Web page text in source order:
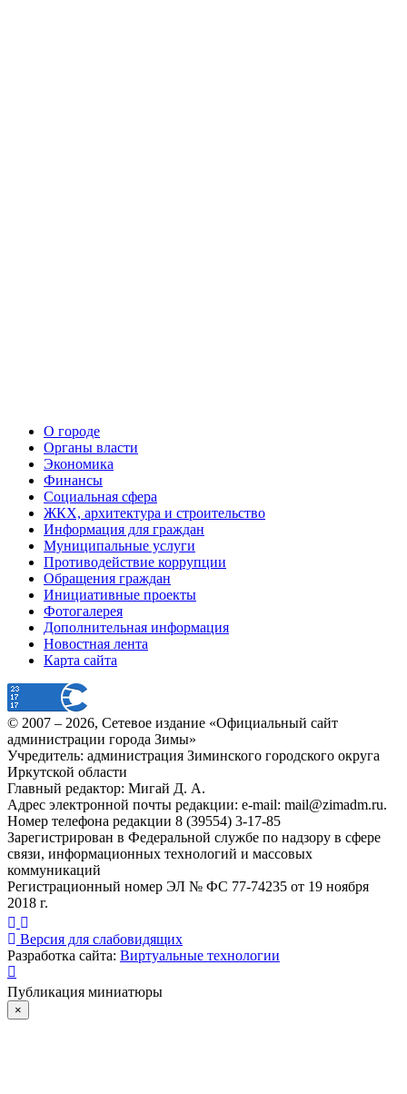
О городе
Органы власти
Экономика
Финансы
Социальная сфера
ЖКХ, архитектура и строительство
Информация для граждан
Муниципальные услуги
Противодействие коррупции
Обращения граждан
Инициативные проекты
Фотогалерея
Дополнительная информация
Новостная лента
Карта сайта
© 2007 – 2026, Сетевое издание «Официальный сайт
администрации города Зимы»
Учредитель: администрация Зиминского городского округа
Иркутской области
Главный редактор: Мигай Д. А.
Адрес электронной почты редакции: e-mail: mail@zimadm.ru.
Номер телефона редакции 8 (39554) 3-17-85
Зарегистрирован в Федеральной службе по надзору в сфере
связи, информационных технологий и массовых
коммуникаций
Регистрационный номер ЭЛ № ФС 77-74235 от 19 ноября
2018 г.
Версия для слабовидящих
Разработка сайта: Виртуальные технологии
Публикация миниатюры
×